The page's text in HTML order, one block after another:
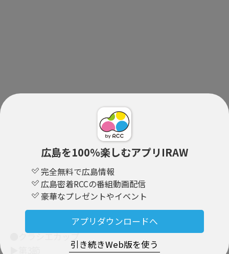
広島を100％楽しむアプリIRAW
完全無料で広島情報
広島密着RCCの番組動画配信
豪華なプレゼントやイベント
アプリダウンロードへ
引き続きWeb版を使う
●クラシエカップ